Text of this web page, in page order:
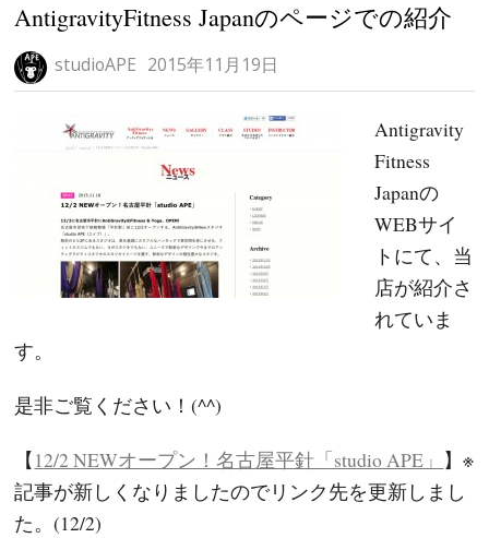
AntigravityFitness Japanのページでの紹介
studioAPE 2015年11月19日
Antigravity
Fitness
Japanの
WEBサイ
トにて、当
店が紹介さ
れていま
す。
是非ご覧ください！(^^)
【12/2 NEWオープン！名古屋平針「studio APE」 】※
記事が新しくなりましたのでリンク先を更新しまし
た。(12/2)